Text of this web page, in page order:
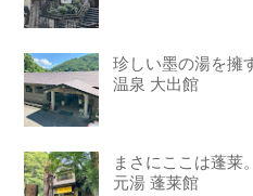
珍しい墨の湯を擁
温泉 大出館
まさにここは蓬莱
元湯 蓬莱館